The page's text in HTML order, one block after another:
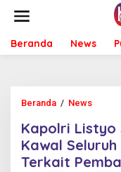
t
Beranda News
Beranda / News
p
o
l
r
Kapolri Listyo
Kawal
Terkait